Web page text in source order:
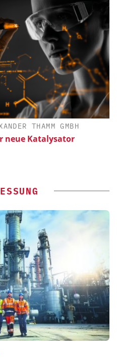
THAMM GMBH
Katalysator